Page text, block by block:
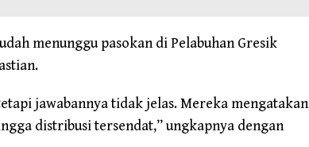
menunggu pasokan di Pelabuhan Gresik
jawabannya tidak jelas. Mereka mengatakan
distribusi tersendat,” ungkapnya dengan